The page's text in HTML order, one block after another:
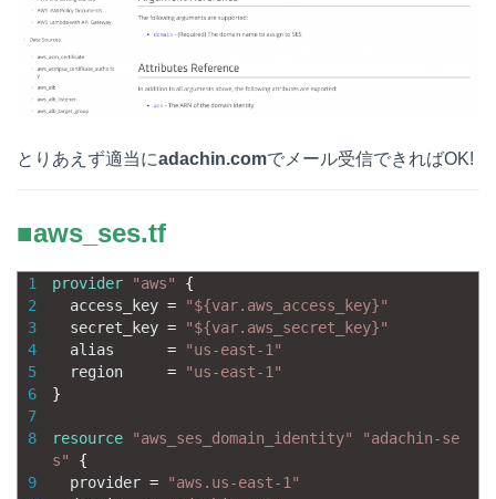
とりあえず適当にadachin.comでメール受信できればOK!
■aws_ses.tf
1
2
3
4
5
6
7
8
9
provider "aws"
{
access_key =
"${var.aws_access_key}"
secret_key =
"${var.aws_secret_key}"
alias
=
"us-east-1"
region
=
"us-east-1"
}
resource "aws_ses_domain_identity"
"adachin-se
s"
{
provider =
"aws.us-east-1"